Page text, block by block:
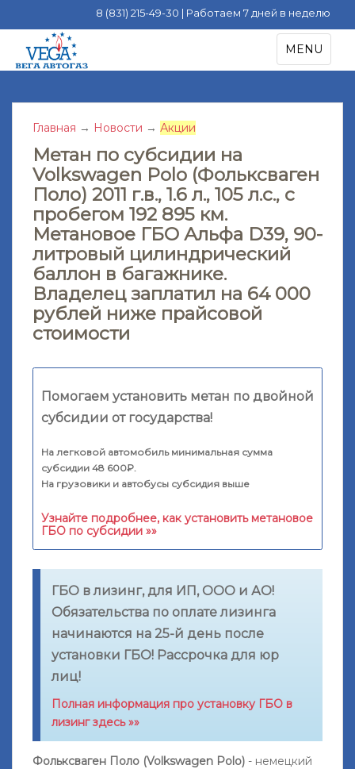
8 (831) 215-49-30 | Работаем 7 дней в неделю
i
TOGGLE
MENU
Главная → Новости → Акции
Метан по субсидии на
Volkswagen Polo (Фольксваген
Поло) 2011 г.в., 1.6 л., 105 л.с., с
пробегом 192 895 км.
Метановое ГБО Альфа D39, 90-
литровый цилиндрический
баллон в багажнике.
Владелец заплатил на 64 000
рублей ниже прайсовой
стоимости
Помогаем установить метан по двойной
субсидии от государства!
На легковой автомобиль минимальная сумма
субсидии 48 600₽.
На грузовики и автобусы субсидия выше
Узнайте подробнее, как установить метановое
ГБО по субсидии »»
ГБО в лизинг, для ИП, ООО и АО!
Обязательства по оплате лизинга
начинаются на 25-й день после
установки ГБО! Рассрочка для юр
лиц!
Полная информация про установку ГБО в
лизинг здесь »»
Фольксваген Поло (Volkswagen Polo) - немецкий